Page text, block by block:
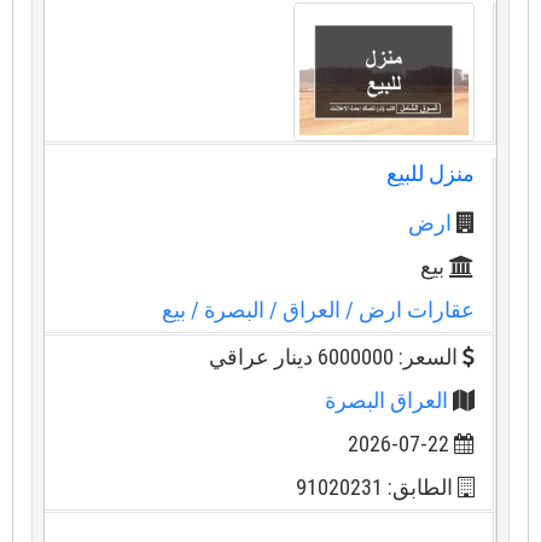
منزل للبيع
ارض
بيع
عقارات ارض / العراق/ البصرة/ بيع
السعر: 6000000 دينار عراقي
العراق البصرة
2026-07-22
الطابق: 91020231